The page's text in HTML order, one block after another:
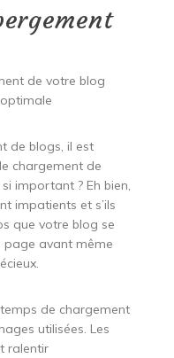
de votre blog
de blogs, il est
chargement de
important ? Eh bien,
impatients et s’ils
que votre blog se
page avant même
de chargement
utilisées. Les
ralentir